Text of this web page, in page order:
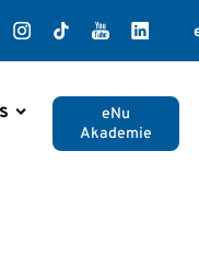
Instagram
TikTok
eNu
Akademie